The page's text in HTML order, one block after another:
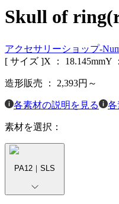
Skull of
アクセサリーショップ-
[ サイズ ]X ： 18.145mmY
造形販売 ： 2,393円～
各素材の説明を見る 各
素材を選択：
PA12｜SLS